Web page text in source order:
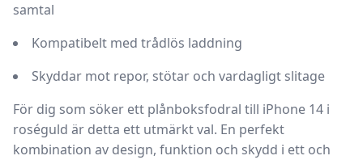
samtal
Kompatibelt med trådlös laddning
Skyddar mot repor, stötar och vardagligt slitage
För dig som söker ett plånboksfodral till iPhone 14 i
roséguld är detta ett utmärkt val. En perfekt
kombination av design, funktion och skydd i ett och